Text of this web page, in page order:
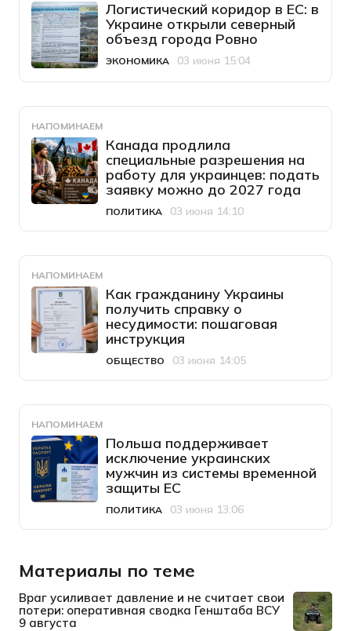
Логистический коридор в ЕС: в
Украине открыли северный
объезд города Ровно
Категория
ЭКОНОМИКА
Дата публикации
03 июня 15:04
НАПОМИНАЕМ
Канада продлила
специальные разрешения на
работу для украинцев: подать
заявку можно до 2027 года
Категория
ПОЛИТИКА
Дата публикации
03 июня 14:10
НАПОМИНАЕМ
Как гражданину Украины
получить справку о
несудимости: пошаговая
инструкция
Категория
ОБЩЕСТВО
Дата публикации
03 июня 14:05
НАПОМИНАЕМ
Польша поддерживает
исключение украинских
мужчин из системы временной
защиты ЕС
Категория
ПОЛИТИКА
Дата публикации
03 июня 13:06
Материалы по теме
Враг усиливает давление и не считает свои
потери: оперативная сводка Генштаба ВСУ
9 августа